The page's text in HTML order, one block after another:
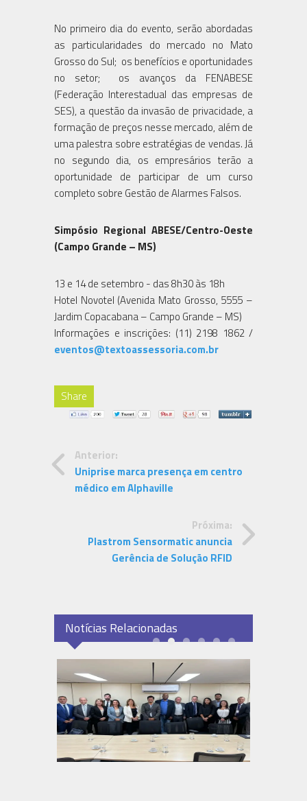
No primeiro dia do evento, serão abordadas
as particularidades do mercado no Mato
Grosso do Sul; os benefícios e oportunidades
no setor; os avanços da FENABESE
(Federação Interestadual das empresas de
SES), a questão da invasão de privacidade, a
formação de preços nesse mercado, além de
uma palestra sobre estratégias de vendas. Já
no segundo dia, os empresários terão a
oportunidade de participar de um curso
completo sobre Gestão de Alarmes Falsos.
Simpósio Regional ABESE/Centro-Oeste
(Campo Grande – MS)
13 e 14 de setembro - das 8h30 às 18h
Hotel Novotel (Avenida Mato Grosso, 5555 –
Jardim Copacabana – Campo Grande – MS)
Informações e inscrições: (11) 2198 1862 /
eventos@textoassessoria.com.br
Share
Anterior:
Uniprise marca presença em centro
médico em Alphaville
Próxima:
Plastrom Sensormatic anuncia
Gerência de Solução RFID
Notícias Relacionadas